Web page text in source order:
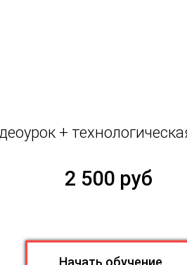
Начать обучение
+
2 500 руб